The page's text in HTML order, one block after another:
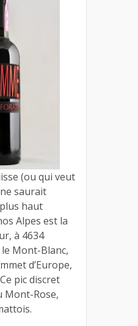
(ou qui veut
saurait
haut
Alpes est la
à 4634
Mont-Blanc,
d’Europe,
pic discret
Mont-Rose,